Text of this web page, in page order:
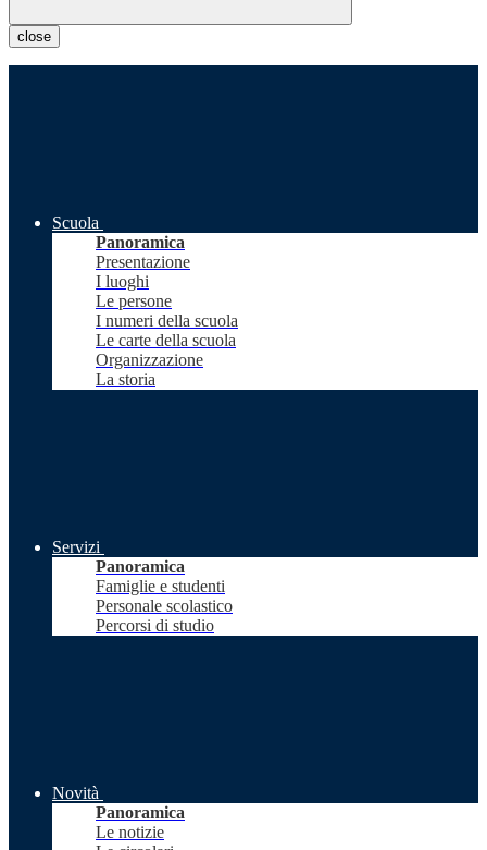
close
Scuola
Panoramica
Presentazione
I luoghi
Le persone
I numeri della scuola
Le carte della scuola
Organizzazione
La storia
Servizi
Panoramica
Famiglie e studenti
Personale scolastico
Percorsi di studio
Novità
Panoramica
Le notizie